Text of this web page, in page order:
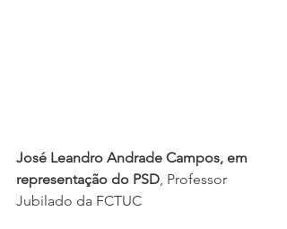
José Leandro Andrade Campos, em
representação do PSD , Professor
Jubilado da FCTUC